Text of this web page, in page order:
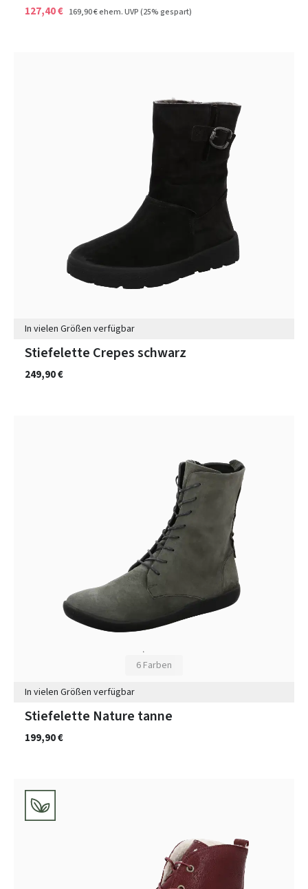
127,40 € 169,90 €ehem. UVP(25% gespart)
In vielen Größen verfügbar
Stiefelette Crepes schwarz
249,90 €
6 Farben
In vielen Größen verfügbar
Stiefelette Nature tanne
199,90 €